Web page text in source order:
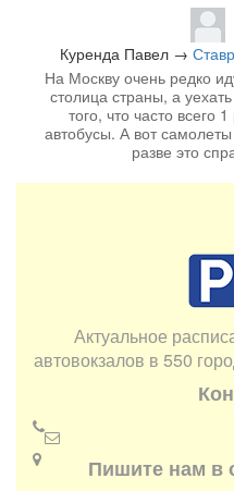
Куренда Павел→
На Москву очень редко
столица страны, а
того, что часто всего
автобусы. А вот
разве это
Актуальное
автовокзалов в 550
Пишите нам в